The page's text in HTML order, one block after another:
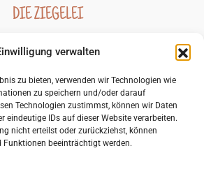
verwalten
zu bieten, verwenden wir Technologien wie
zu speichern und/oder darauf
Technologien zustimmst, können wir Daten
eindeutige IDs auf dieser Website verarbeiten.
nicht erteilst oder zurückziehst, können
beeinträchtigt werden.
DIE ZIEGELEI
DER ZIEGELEI
BILDERGALERIEN
KONTAKT